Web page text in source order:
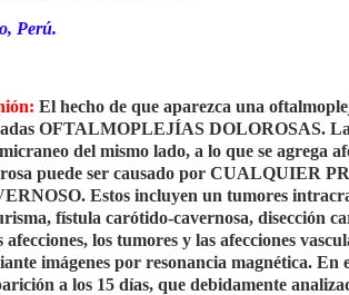
Perú.
El hecho de que aparezca una
OFTALMOPLEJÍAS DOLOROSAS.
del mismo lado, a lo que se agrega
puede ser causado por CUALQUIER
Estos incluyen un tumores
fístula carótido-cavernosa, disección
afecciones, los tumores y las afecciones
imágenes por resonancia magnética. En
a los 15 días, que debidamente